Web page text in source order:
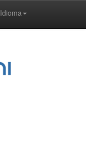
Idioma